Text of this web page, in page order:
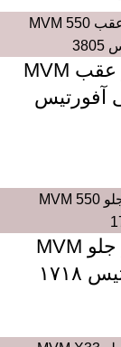
لنت ترمز عقب MVM
آفورتیس
لنت ترمز جلو MVM